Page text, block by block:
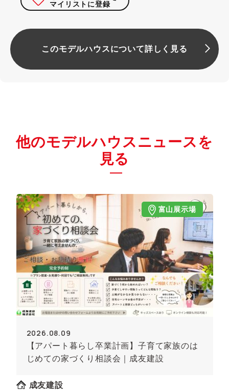
マイリストに登録
このモデルハウスについて詳しく見る
他のモデルハウスニュースを
見る
富山展示場
2026.08.09
【アパート暮らし卒業計画】子育て家族のは
じめての家づくり相談会｜成友建設
成友建設